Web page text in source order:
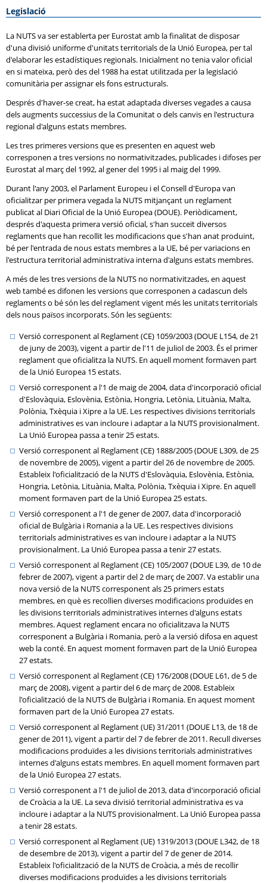
Legislació
La NUTS va ser establerta per Eurostat amb la finalitat de disposar
d'una divisió uniforme d'unitats territorials de la Unió Europea, per tal
d'elaborar les estadístiques regionals. Inicialment no tenia valor oficial
en si mateixa, però des del 1988 ha estat utilitzada per la legislació
comunitària per assignar els fons estructurals.
Després d'haver-se creat, ha estat adaptada diverses vegades a causa
dels augments successius de la Comunitat o dels canvis en l'estructura
regional d'alguns estats membres.
Les tres primeres versions que es presenten en aquest web
corresponen a tres versions no normativitzades, publicades i difoses per
Eurostat al març del 1992, al gener del 1995 i al maig del 1999.
Durant l'any 2003, el Parlament Europeu i el Consell d'Europa van
oficialitzar per primera vegada la NUTS mitjançant un reglament
publicat al Diari Oficial de la Unió Europea (DOUE). Periòdicament,
després d'aquesta primera versió oficial, s'han succeït diversos
reglaments que han recollit les modificacions que s'han anat produint,
bé per l'entrada de nous estats membres a la UE, bé per variacions en
l'estructura territorial administrativa interna d'alguns estats membres.
A més de les tres versions de la NUTS no normativitzades, en aquest
web també es difonen les versions que corresponen a cadascun dels
reglaments o bé són les del reglament vigent més les unitats territorials
dels nous països incorporats. Són les següents:
Versió corresponent al Reglament (CE) 1059/2003 (DOUE L154, de 21
de juny de 2003), vigent a partir de l'11 de juliol de 2003. És el primer
reglament que oficialitza la NUTS. En aquell moment formaven part
de la Unió Europea 15 estats.
Versió corresponent a l'1 de maig de 2004, data d'incorporació oficial
d'Eslovàquia, Eslovènia, Estònia, Hongria, Letònia, Lituània, Malta,
Polònia, Txèquia i Xipre a la UE. Les respectives divisions territorials
administratives es van incloure i adaptar a la NUTS provisionalment.
La Unió Europea passa a tenir 25 estats.
Versió corresponent al Reglament (CE) 1888/2005 (DOUE L309, de 25
de novembre de 2005), vigent a partir del 26 de novembre de 2005.
Estableix l'oficialització de la NUTS d'Eslovàquia, Eslovènia, Estònia,
Hongria, Letònia, Lituània, Malta, Polònia, Txèquia i Xipre. En aquell
moment formaven part de la Unió Europea 25 estats.
Versió corresponent a l'1 de gener de 2007, data d'incorporació
oficial de Bulgària i Romania a la UE. Les respectives divisions
territorials administratives es van incloure i adaptar a la NUTS
provisionalment. La Unió Europea passa a tenir 27 estats.
Versió corresponent al Reglament (CE) 105/2007 (DOUE L39, de 10 de
febrer de 2007), vigent a partir del 2 de març de 2007. Va establir una
nova versió de la NUTS corresponent als 25 primers estats
membres, en què es recollien diverses modificacions produïdes en
les divisions territorials administratives internes d'alguns estats
membres. Aquest reglament encara no oficialitzava la NUTS
corresponent a Bulgària i Romania, però a la versió difosa en aquest
web la conté. En aquest moment formaven part de la Unió Europea
27 estats.
Versió corresponent al Reglament (CE) 176/2008 (DOUE L61, de 5 de
març de 2008), vigent a partir del 6 de març de 2008. Estableix
l'oficialització de la NUTS de Bulgària i Romania. En aquest moment
formaven part de la Unió Europea 27 estats.
Versió corresponent al Reglament (UE) 31/2011 (DOUE L13, de 18 de
gener de 2011), vigent a partir del 7 de febrer de 2011. Recull diverses
modificacions produïdes a les divisions territorials administratives
internes d'alguns estats membres. En aquell moment formaven part
de la Unió Europea 27 estats.
Versió corresponent a l'1 de juliol de 2013, data d'incorporació oficial
de Croàcia a la UE. La seva divisió territorial administrativa es va
incloure i adaptar a la NUTS provisionalment. La Unió Europea passa
a tenir 28 estats.
Versió corresponent al Reglament (UE) 1319/2013 (DOUE L342, de 18
de desembre de 2013), vigent a partir del 7 de gener de 2014.
Estableix l'oficialització de la NUTS de Croàcia, a més de recollir
diverses modificacions produïdes a les divisions territorials